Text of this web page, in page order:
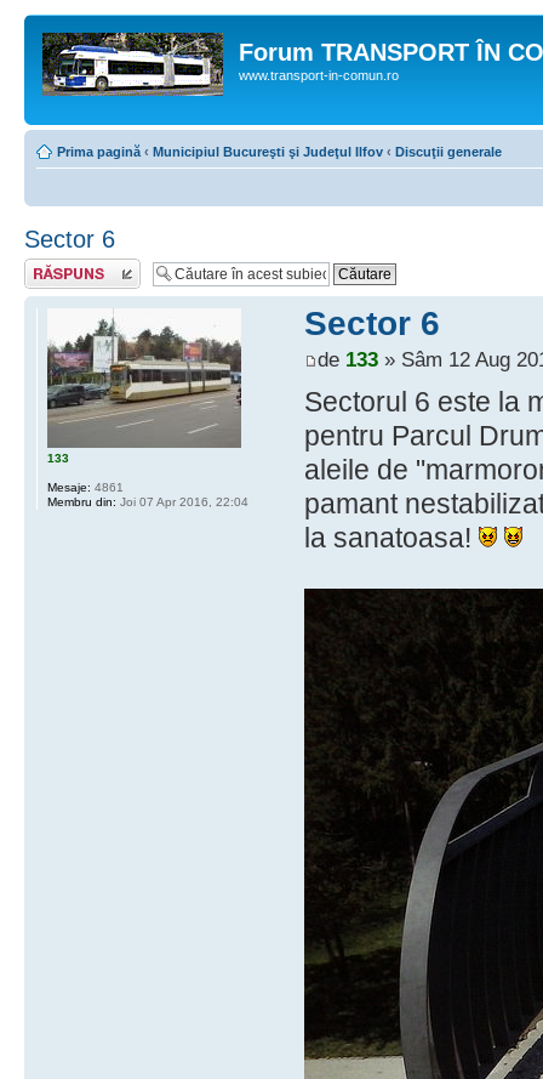
Forum TRANSPORT ÎN
www.transport-in-comun.ro
Prima pagină ‹ Municipiul Bucureşti şi Judeţul Ilfov ‹ Discuţii generale
Sector 6
Răspunde
Sector 6
de 133» Sâm 12 Aug
Sectorul 6 este la
pentru Parcul
aleile de
pamant
la sanatoasa!
133
Mesaje: 4861
Membru din: Joi 07 Apr 2016, 22:04